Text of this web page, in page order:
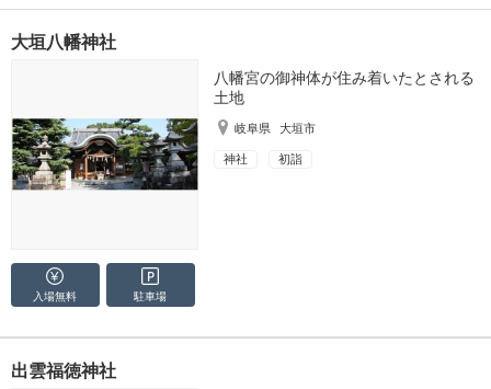
大垣八幡神社
八幡宮の御神体が住み着いたとされる
土地
岐阜県 大垣市
神社 初詣
入場無料 駐車場
出雲福徳神社